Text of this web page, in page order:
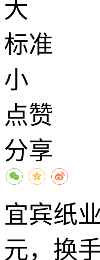
大
标准
小
点赞
分享
宜宾纸
元，换